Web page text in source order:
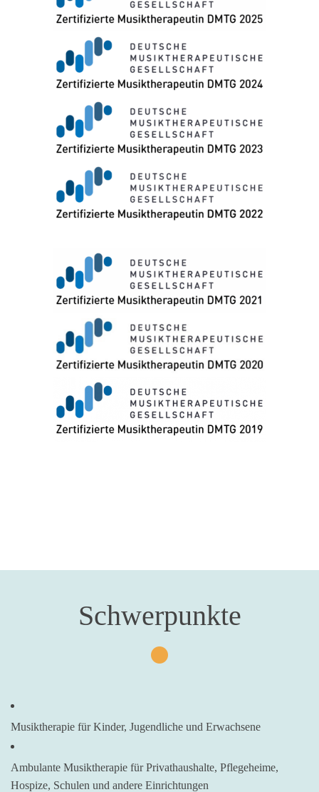
Schwerpunkte
Musiktherapie für Kinder, Jugendliche und Erwachsene
Ambulante Musiktherapie für Privathaushalte, Pflegeheime,
Hospize, Schulen und andere Einrichtungen